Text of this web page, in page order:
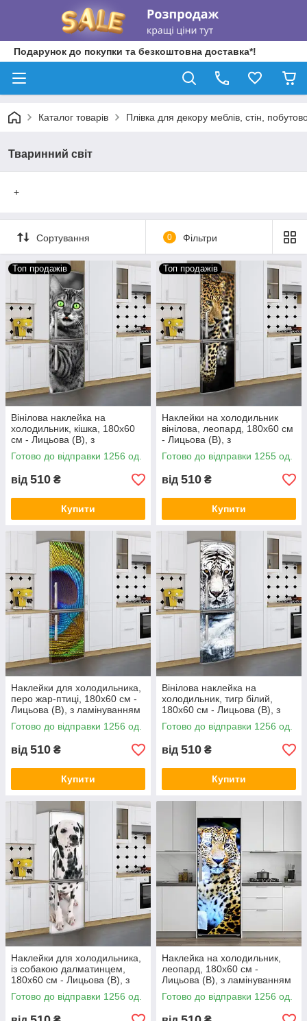
Подарунок до покупки та безкоштовна доставка*!
Каталог товарів Плівка для декору меблів, стін,
Тваринний світ
+
Сортування 0 Фільтри
Топ продажів
Вінілова наклейка на
холодильник, кішка, 180х60
см - Лицьова (В), з
ламінуванням
Готово до відправки 1256 од.
від 510 ₴
Купити
Топ продажів
Наклейки на холодильник
вінілова, леопард, 180х60 см
- Лицьова (В), з
ламінуванням
Готово до відправки 1255 од.
від 510 ₴
Купити
Наклейки для холодильника,
перо жар-птиці, 180х60 см -
Лицьова (В), з ламінуванням
Готово до відправки 1256 од.
від 510 ₴
Купити
Вінілова наклейка на
холодильник, тигр білий,
180х60 см - Лицьова (В), з
ламінуванням
Готово до відправки 1256 од.
від 510 ₴
Купити
Наклейки для холодильника,
із собакою далматинцем,
180х60 см - Лицьова (В), з
ламінуванням
Готово до відправки 1256 од.
Наклейка на холодильник,
леопард, 180х60 см -
Лицьова (В), з ламінуванням
Готово до відправки 1256 од.